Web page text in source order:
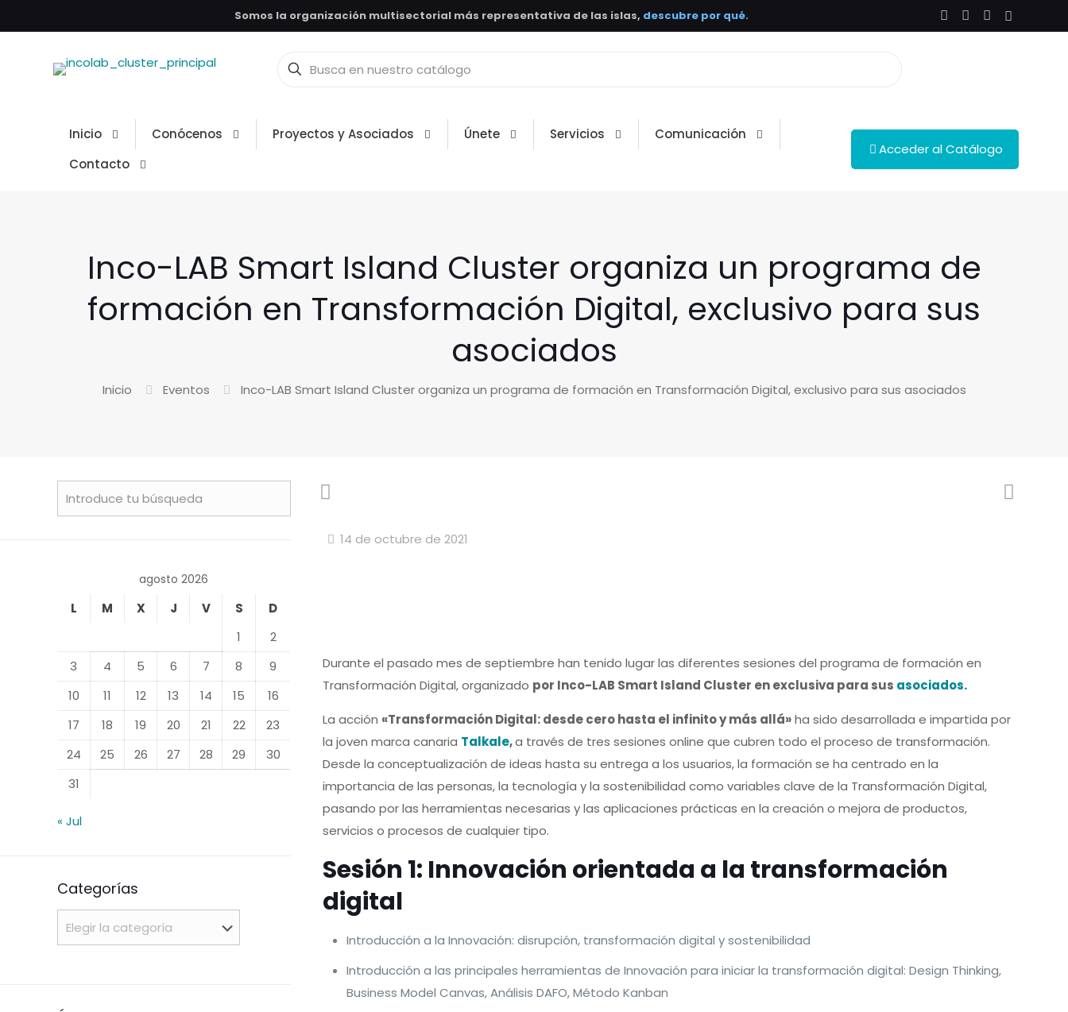
Somos la organización multisectorial más representativa de las islas, descubre por qué.
Inicio Conócenos Proyectos y Asociados Únete Servicios
Comunicación
Contacto
Acceder al Catálogo
Inco-LAB Smart Island Cluster organiza un programa de
formación en Transformación Digital, exclusivo para sus
asociados
Inicio Eventos Inco-LAB Smart Island Cluster organiza un programa de formación en Transformación Digital, exclusivo para sus asociados
14 de octubre de 2021
Durante el pasado mes de septiembre han tenido lugar las diferentes sesiones del programa de formación en
Transformación Digital, organizado por Inco-LAB Smart Island Cluster en exclusiva para sus asociados.
La acción «Transformación Digital: desde cero hasta el infinito y más allá»ha sido desarrollada e impartida por
la joven marca canaria Talkale,a través de tres sesiones online que cubren todo el proceso de transformación.
Desde la conceptualización de ideas hasta su entrega a los usuarios, la formación se ha centrado en la
importancia de las personas, la tecnología y la sostenibilidad como variables clave de la Transformación Digital,
pasando por las herramientas necesarias y las aplicaciones prácticas en la creación o mejora de productos,
servicios o procesos de cualquier tipo.
Sesión 1: Innovación orientada a la transformación
digital
Introducción a la Innovación: disrupción, transformación digital y sostenibilidad
Introducción a las principales herramientas de Innovación para iniciar la transformación digital: Design Thinking,
Business Model Canvas, Análisis DAFO, Método Kanban
agosto 2026
L M X J V S
D
1
2
3
4 5 6 7 8
9
10
11 12 13 14 15
16
17
18 19 20 21 22
23
24
25 26 27 28 29
30
31
« Jul
Categorías
Categorías